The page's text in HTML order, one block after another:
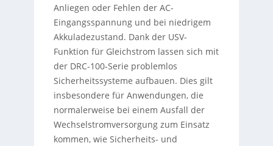
Anliegen oder Fehlen der AC-
Eingangsspannung und bei niedrigem
Akkuladezustand. Dank der USV-
Funktion für Gleichstrom lassen sich mit
der DRC-100-Serie problemlos
Sicherheitssysteme aufbauen. Dies gilt
insbesondere für Anwendungen, die
normalerweise bei einem Ausfall der
Wechselstromversorgung zum Einsatz
kommen, wie Sicherheits- und